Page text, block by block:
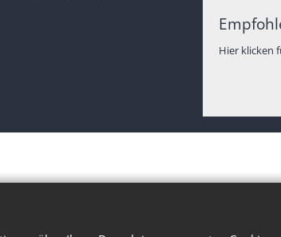
Hier klicken